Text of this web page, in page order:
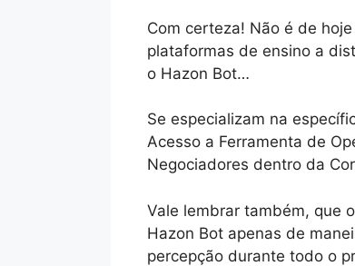
Com certeza! Não é de
plataformas de ensino a
o Hazon Bot…
Se especializam na
Acesso a Ferramenta de
Negociadores dentro da
Vale lembrar também, que
Hazon Bot apenas de
percepção durante todo o